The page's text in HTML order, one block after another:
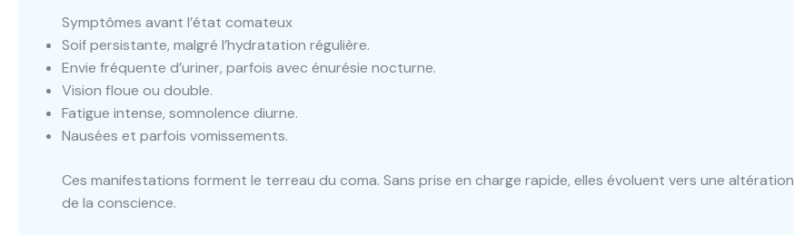
Symptômes avant l’état comateux
Soif persistante, malgré l’hydratation régulière.
Envie fréquente d’uriner, parfois avec énurésie nocturne.
Vision floue ou double.
Fatigue intense, somnolence diurne.
Nausées et parfois vomissements.
Ces manifestations forment le terreau du coma. Sans prise en charge rapide, elles évoluent vers une altération
de la conscience.